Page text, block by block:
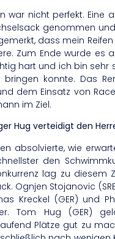
war nicht perfekt. Eine
genommen
dass mein
Zum Ende wurde es
hart und ich bin sehr
bringen konnte. Das
dem Einsatz von
im Ziel.
Hug verteidigt den
absolvierte, wie
den
lag zu diesem
Ognjen Stojanovic
Kreckel (GER) und
Tom Hug (GER)
Plätze gut zu